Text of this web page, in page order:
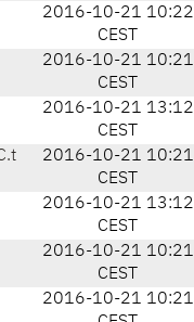
2016-10-21 10:22
CEST
2016-10-21 10:21
CEST
2016-10-21 13:12
CEST
2016-10-21 10:21
CEST
2016-10-21 13:12
CEST
2016-10-21 10:21
CEST
2016-10-21 10:21